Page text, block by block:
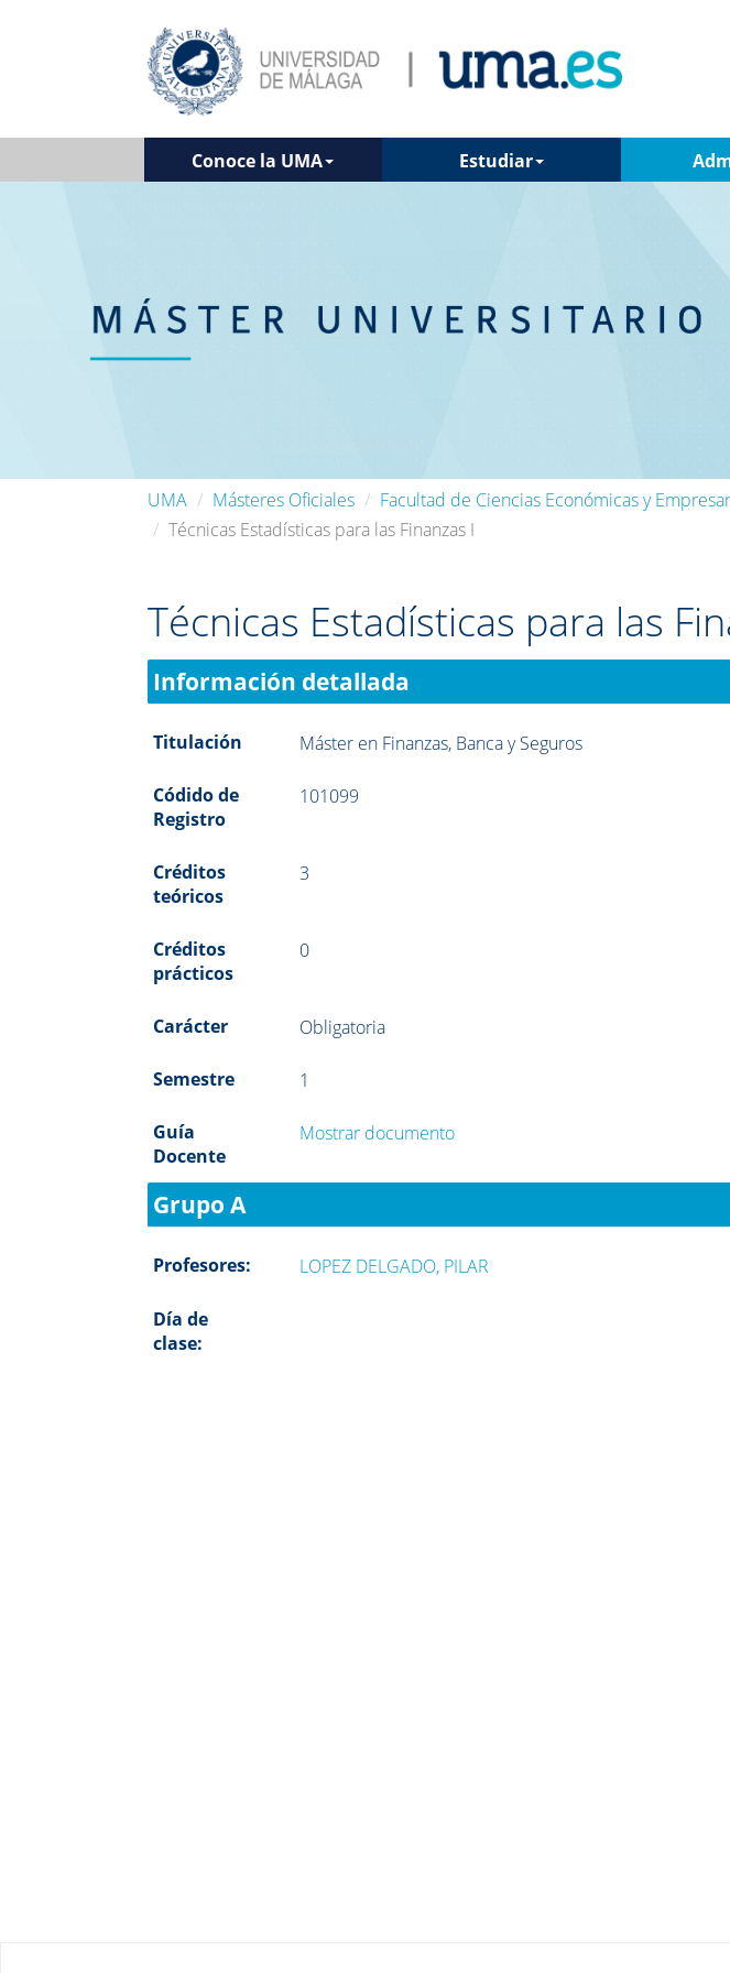
Conoce la UMA Estudiar
UMA Másteres Oficiales Facultad de Ciencias Económicas y
Técnicas Estadísticas para las Finanzas I
Técnicas Estadísticas para las
Información detallada
Titulación Máster en Finanzas, Banca y Seguros
Códido de
Registro
101099
Créditos
teóricos
3
Créditos
prácticos
0
Carácter Obligatoria
Semestre 1
Guía
Docente
Mostrar documento
Grupo A
Profesores: LOPEZ DELGADO, PILAR
Día de
clase: